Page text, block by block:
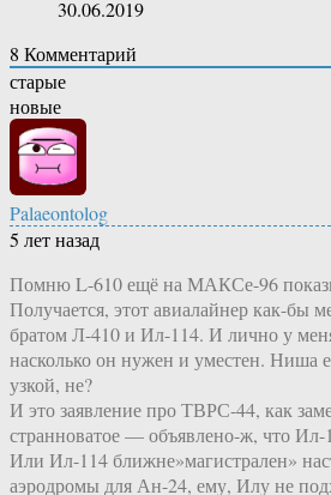
30.06.2019
8 Комментарий
старые
новые
Palaeontolog
5 лет назад
Помню L-610 ещё на МАКСе-96
Получается, этот авиалайнер как-бы
братом Л-410 и Ил-114. И лично у
насколько он нужен и уместен. Ниша
узкой, не?
И это заявление про ТВРС-44, как
странноватое — объявлено-ж, что
Или Ил-114 ближне»магистрален»
аэродромы для Ан-24, ему, Илу не